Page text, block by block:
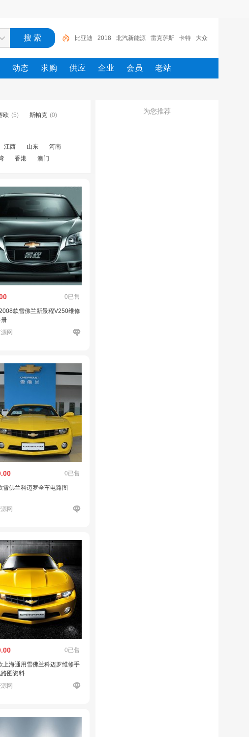
比亚迪 2018 北汽新能源 雷克萨斯 卡特 大众
电路图册 一汽 一汽解放 2022
动态 求购 供应 企业 会员 老站
欧 (5) 斯帕克 (0)
江西 山东
河南
香港 澳门
0已售
款雪佛兰新景程V250维修
册
网
0已售
雪佛兰科迈罗全车电路图
网
0已售
上海通用雪佛兰科迈罗维修手
图资料
网
为您推荐